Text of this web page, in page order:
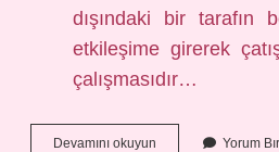
dışındaki bir tarafın
etkileşime girerek
çalışmasıdır…
Devamını okuyun Çatışma
Yorum